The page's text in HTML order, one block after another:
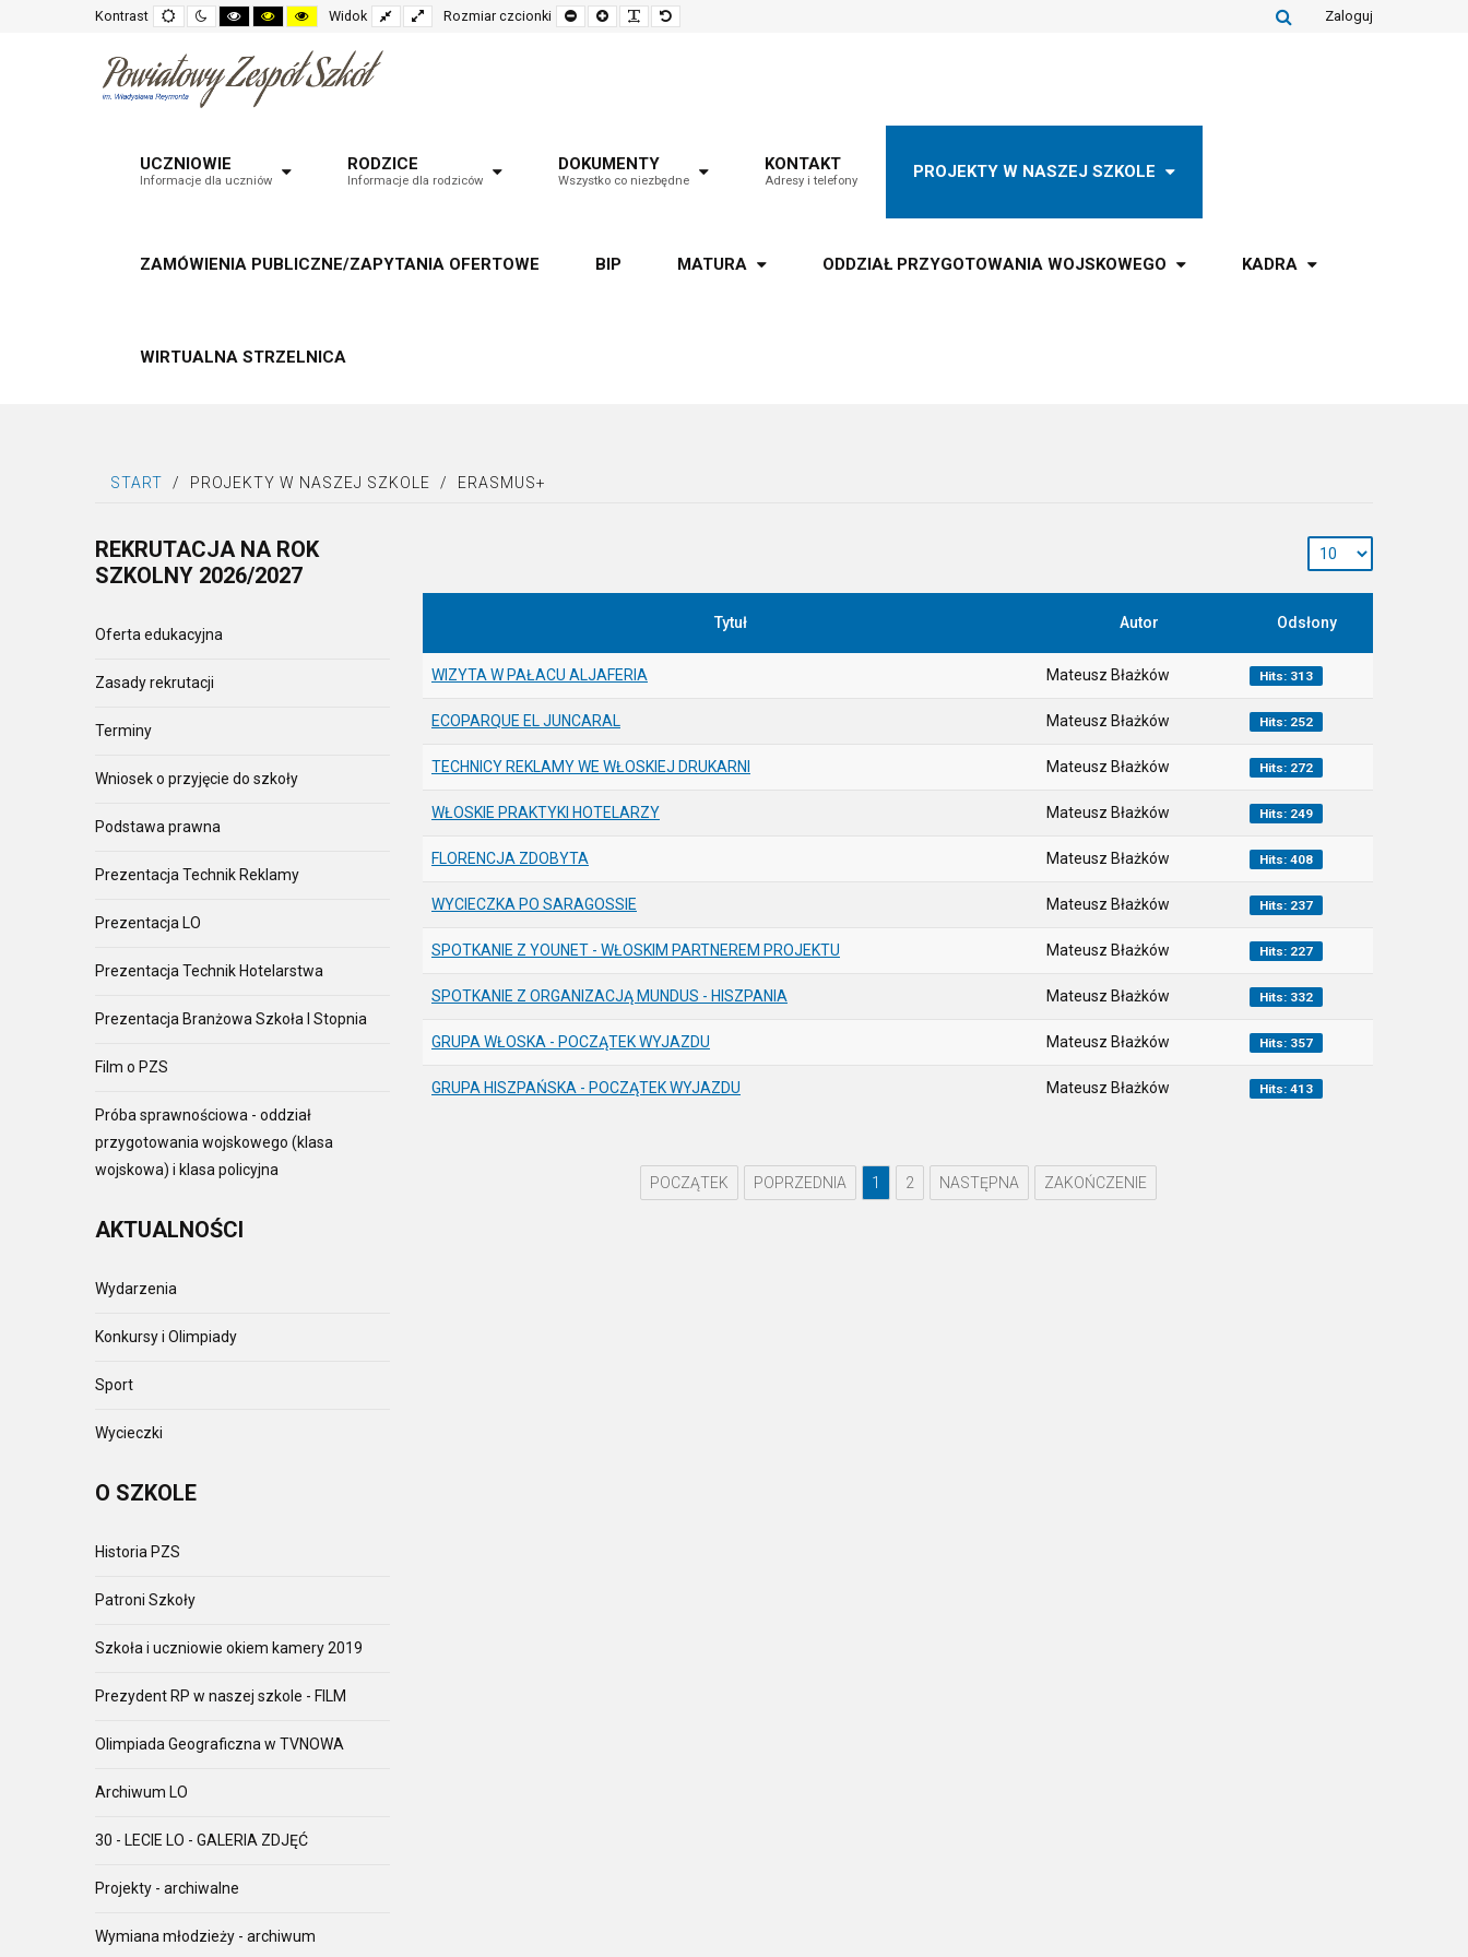
Kontrast
Default
mode
Night
mode
High
contrast
white
mode
High
contrast
yellow
mode
High
contrast
black
mode
Widok
Fixed
layout
Wide
layout
Rozmiar czcionki
Set
smaller
Set
larger
Make
font
Set
default
Zaloguj
UCZNIOWIE
Informacje dla uczniów
RODZICE
Informacje dla rodziców
DOKUMENTY
Wszystko co niezbędne
KONTAKT
Adresy i telefony PROJEKTY W NASZEJ SZKOLE
ZAMÓWIENIA PUBLICZNE/ZAPYTANIA OFERTOWE BIP MATURA ODDZIAŁ PRZYGOTOWANIA WOJSKOWEGO KADRA
WIRTUALNA STRZELNICA
START / PROJEKTY W NASZEJ SZKOLE / ERASMUS+
Tytuł Autor Odsłony
WIZYTA W PAŁACU ALJAFERIA Mateusz Błażków Hits: 313
ECOPARQUE EL JUNCARAL Mateusz Błażków Hits: 252
TECHNICY REKLAMY WE WŁOSKIEJ DRUKARNI Mateusz Błażków Hits: 272
WŁOSKIE PRAKTYKI HOTELARZY Mateusz Błażków Hits: 249
FLORENCJA ZDOBYTA Mateusz Błażków Hits: 408
WYCIECZKA PO SARAGOSSIE Mateusz Błażków Hits: 237
SPOTKANIE Z YOUNET - WŁOSKIM PARTNEREM PROJEKTU Mateusz Błażków Hits: 227
SPOTKANIE Z ORGANIZACJĄ MUNDUS - HISZPANIA Mateusz Błażków Hits: 332
GRUPA WŁOSKA - POCZĄTEK WYJAZDU Mateusz Błażków Hits: 357
GRUPA HISZPAŃSKA - POCZĄTEK WYJAZDU Mateusz Błażków Hits: 413
POCZĄTEK POPRZEDNIA 1 2 NASTĘPNA ZAKOŃCZENIE
REKRUTACJANA ROK
SZKOLNY 2026/2027
Oferta edukacyjna
Zasady rekrutacji
Terminy
Wniosek o przyjęcie do szkoły
Podstawa prawna
Prezentacja Technik Reklamy
Prezentacja LO
Prezentacja Technik Hotelarstwa
Prezentacja Branżowa Szkoła I Stopnia
Film o PZS
Próba sprawnościowa - oddział
przygotowania wojskowego (klasa
wojskowa) i klasa policyjna
AKTUALNOŚCI
Wydarzenia
Konkursy i Olimpiady
Sport
Wycieczki
O SZKOLE
Historia PZS
Patroni Szkoły
Szkoła i uczniowie okiem kamery 2019
Prezydent RP w naszej szkole - FILM
Olimpiada Geograficzna w TVNOWA
Archiwum LO
30 - LECIE LO - GALERIA ZDJĘĆ
Projekty - archiwalne
Wymiana młodzieży - archiwum